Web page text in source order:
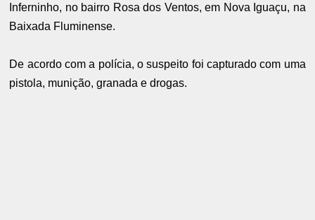
Inferninho, no bairro Rosa dos Ventos, em Nova Iguaçu, na
Baixada Fluminense.
De acordo com a polícia, o suspeito foi capturado com uma
pistola, munição, granada e drogas.